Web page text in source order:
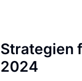
Strategien
2024